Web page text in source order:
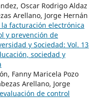
Oscar Rodrigo Aldaz
Arellano, Jorge Hernán
facturación electrónica
y prevención de
y Sociedad: Vol. 13
sociedad y
Fanny Maricela Pozo
Arellano, Jorge
de control